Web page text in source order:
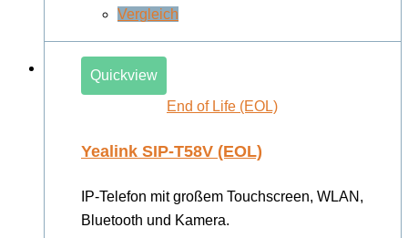
Vergleich
Quickview
End of Life (EOL)
Yealink SIP-T58V (EOL)
IP-Telefon mit großem Touchscreen, WLAN,
Bluetooth und Kamera.